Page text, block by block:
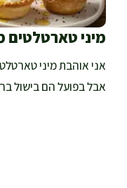
מיני
אני אוהבת מיני
אבל בפועל הם בישול